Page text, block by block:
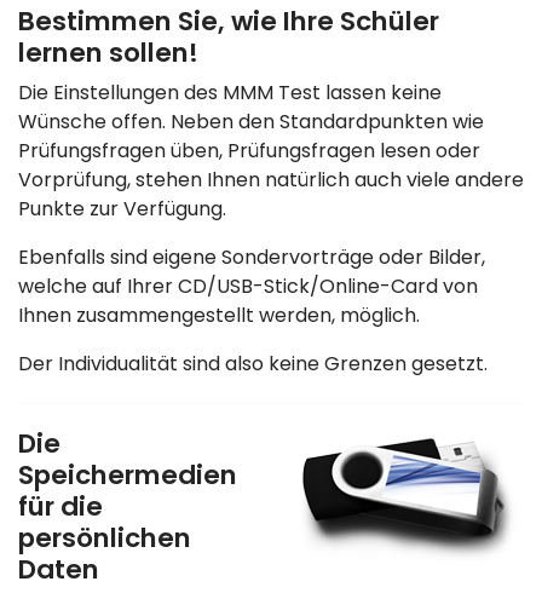
Bestimmen Sie, wie Ihre Schüler
lernen sollen!
Die Einstellungen des MMM Test lassen keine
Wünsche offen. Neben den Standardpunkten wie
Prüfungsfragen üben, Prüfungsfragen lesen oder
Vorprüfung, stehen Ihnen natürlich auch viele andere
Punkte zur Verfügung.
Ebenfalls sind eigene Sondervorträge oder Bilder,
welche auf Ihrer CD/USB-Stick/Online-Card von
Ihnen zusammengestellt werden, möglich.
Der Individualität sind also keine Grenzen gesetzt.
Die
Speichermedien
für die
persönlichen
Daten